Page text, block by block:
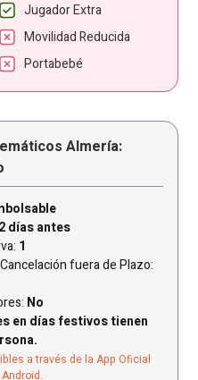
Jugador Extra
Movilidad Reducida
Portabebé
Almería:
días antes
1
fuera de Plazo:
No
en días festivos tienen
a través de la App Oficial